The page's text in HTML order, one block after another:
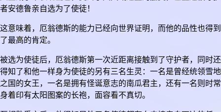
者安德鲁亲自选为了使徒！
这意味着，厄翁德斯的能力已经向世界证明，而他的品性也得到
了最高的肯定。
被选为使徒后，厄翁德斯第一次近距离接触到了守护者，同时还
得知了和他一样身为使徒的另有三名生灵：一名是曾经统领雪地
之国的女王，一名是拥有怪诞意志的南瓜君主，还有一名则时常
身着印有太阳图案的长袍，面容看不真切。